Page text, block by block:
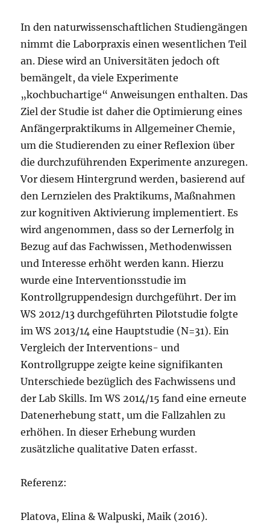
In den naturwissenschaftlichen Studiengängen
nimmt die Laborpraxis einen wesentlichen Teil
an. Diese wird an Universitäten jedoch oft
bemängelt, da viele Experimente
„kochbuchartige“ Anweisungen enthalten. Das
Ziel der Studie ist daher die Optimierung eines
Anfängerpraktikums in Allgemeiner Chemie,
um die Studierenden zu einer Reflexion über
die durchzuführenden Experimente anzuregen.
Vor diesem Hintergrund werden, basierend auf
den Lernzielen des Praktikums, Maßnahmen
zur kognitiven Aktivierung implementiert. Es
wird angenommen, dass so der Lernerfolg in
Bezug auf das Fachwissen, Methodenwissen
und Interesse erhöht werden kann. Hierzu
wurde eine Interventionsstudie im
Kontrollgruppendesign durchgeführt. Der im
WS 2012/13 durchgeführten Pilotstudie folgte
im WS 2013/14 eine Hauptstudie (N=31). Ein
Vergleich der Interventions- und
Kontrollgruppe zeigte keine signifikanten
Unterschiede bezüglich des Fachwissens und
der Lab Skills. Im WS 2014/15 fand eine erneute
Datenerhebung statt, um die Fallzahlen zu
erhöhen. In dieser Erhebung wurden
zusätzliche qualitative Daten erfasst.
Referenz:
Platova, Elina & Walpuski, Maik (2016).